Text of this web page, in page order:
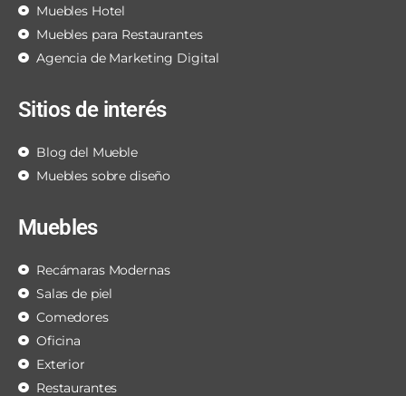
Muebles Hotel
Muebles para Restaurantes
Agencia de Marketing Digital
Sitios de interés
Blog del Mueble
Muebles sobre diseño
Muebles
Recámaras Modernas
Salas de piel
Comedores
Oficina
Exterior
Restaurantes